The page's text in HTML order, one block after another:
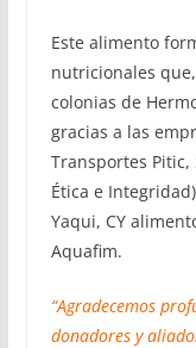
Este alimento
nutricionales
colonias de
gracias a las
Transportes Pitic,
Ética e
Yaqui, CY
Aquafim.
“Agradecemos
donadores y